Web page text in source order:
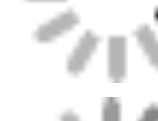
কৃত্রিম ঘাস
রানিং ট্র্যাক ইনস্টলেশন
প্রিফ্যাব্রিকেটেড রানিং ট্র্যাক
প্রতিটি
প্রয়োজনের জন্য সর্বোত্তম কার্যকারিতা,
অর্জনের জন্য অনন্য উপায়ে ইপিডিএম
আমাদের ট্র্যাক সম্পর্কে আরও জানতে,
উপরের লিঙ্কে ক্লিক করুন অথবা আরও